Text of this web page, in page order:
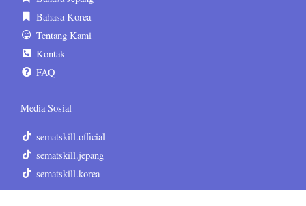
Bahasa Korea
Tentang Kami
Kontak
FAQ
Media Sosial
sematskill.official
sematskill.jepang
sematskill.korea